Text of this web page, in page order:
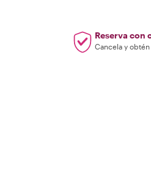
Reserva con
Cancela y